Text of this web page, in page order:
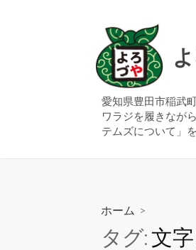
ッ
愛知県豊田市稲武
ワラジを履きなが
テムズについて」
ホーム >
タグ:文